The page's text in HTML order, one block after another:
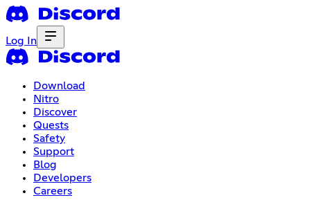
Log In
Download
Nitro
Discover
Quests
Safety
Support
Blog
Developers
Careers